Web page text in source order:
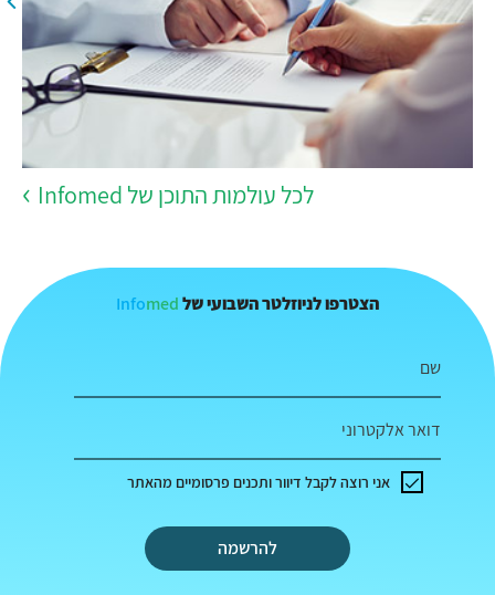
לכל עולמות התוכן של Infomed
הצטרפו לניוזלטר השבועי של Infomed
שם
דואר אלקטרוני
להרשמה
אני רוצה לקבל דיוור ותכנים פרסומיים מהאתר